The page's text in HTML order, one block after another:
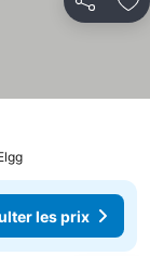
Partager
les prix